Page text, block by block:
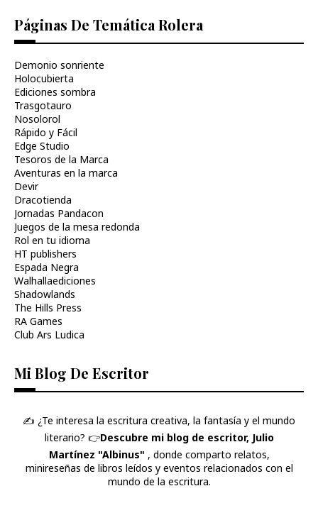
Páginas De Temática Rolera
Demonio sonriente
Holocubierta
Ediciones sombra
Trasgotauro
Nosolorol
Rápido y Fácil
Edge Studio
Tesoros de la Marca
Aventuras en la marca
Devir
Dracotienda
Jornadas Pandacon
Juegos de la mesa redonda
Rol en tu idioma
HT publishers
Espada Negra
Walhallaediciones
Shadowlands
The Hills Press
RA Games
Club Ars Ludica
Mi Blog De Escritor
✍️ ¿Te interesa la escritura creativa, la fantasía y el mundo
literario? 👉​Descubre mi blog de escritor, Julio
Martínez "Albinus" , donde comparto relatos,
minireseñas de libros leídos y eventos relacionados con el
mundo de la escritura.